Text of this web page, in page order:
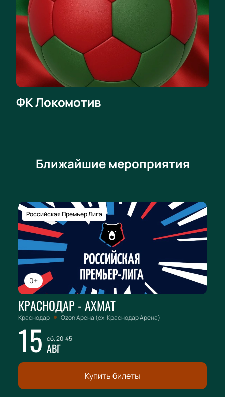
купить билеты на "Локомотив" – "Краснодар" 22
августа. Футболисты покажут плотную и жесткую
борьбу, радуя фанатов множеством ярких
моментов.
ФК Локомотив
Ближайшие мероприятия
0+
Российская Премьер Лига
КРАСНОДАР - АХМАТ
Краснодар Ozon Арена (ex. Краснодар Арена)
15 сб, 20:45
АВГ
Купить билеты